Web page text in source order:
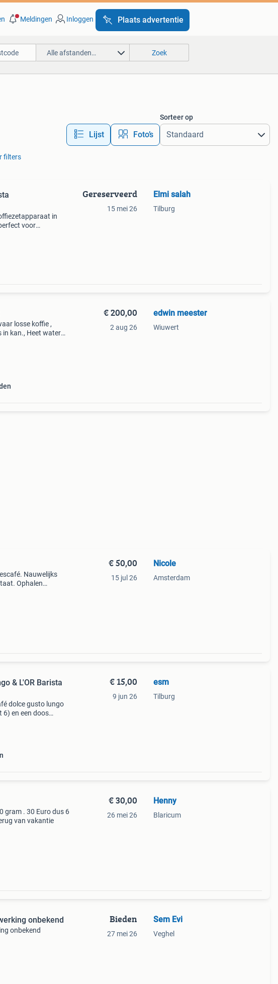
Meldingen Inloggen Plaats advertentie
Alle afstanden… Zoek
Lijst Foto’s
Sorteer op
filters
in
voor
Gereserveerd
15 mei 26
Elmi salah
Tilburg
losse koffie ,
kan., Heet water
€ 200,00
2 aug 26
edwin meester
Wiuwert
Nauwelijks
Ophalen
€ 50,00
15 jul 26
Nicole
Amsterdam
& L'OR Barista
dolce gusto lungo
6) en een doos
€ 15,00
9 jun 26
esm
Tilburg
gram . 30 Euro dus 6
van vakantie
€ 30,00
26 mei 26
Henny
Blaricum
onbekend
onbekend
Bieden
27 mei 26
Sem Evi
Veghel